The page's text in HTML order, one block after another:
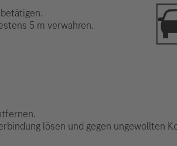
5 m verwahren.
lösen und gegen ungewollten